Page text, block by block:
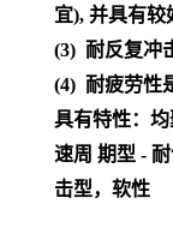
宜), 并具有较
(3) 耐反复冲
(4) 耐疲劳性
具有特性：
速周 期型 -
击型，软性